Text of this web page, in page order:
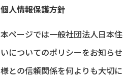
個人情報保護方針
本ページでは⼀般社団法⼈⽇本
いについてのポリシーをお知ら
様との信頼関係を何よりも大切